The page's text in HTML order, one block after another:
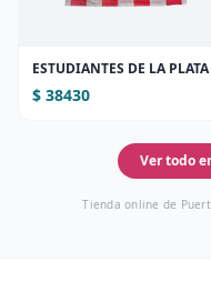
ESTUDIANTES DE LA PLATA
$ 38430
Ver todo
Tienda online de